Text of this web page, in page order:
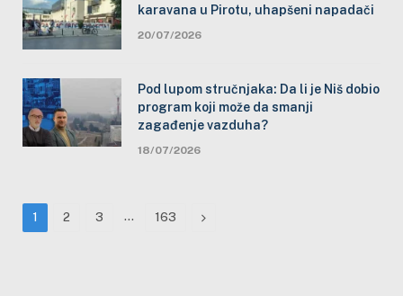
karavana u Pirotu, uhapšeni napadači
20/07/2026
Pod lupom stručnjaka: Da li je Niš dobio
program koji može da smanji
zagađenje vazduha?
18/07/2026
1 2 3 … 163 Next